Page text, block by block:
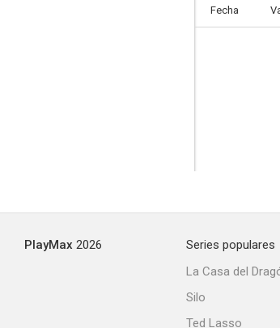
Fecha
PlayMax 2026
Series populares
La Casa del
Silo
Ted Lasso